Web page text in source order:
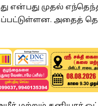
என்பது முதல்
அதைத்